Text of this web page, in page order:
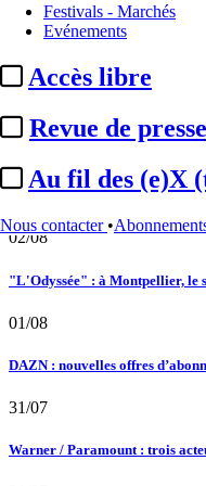
Festivals - Marchés
Evénements
Accès libre
Revue de presse
Au fil des (e)X
Nous contacter •
Chaînes TV / Plateformes
Le fil actu
02/08
Satellifacts : pause d'été
02/08
"L'Odyssée" : à Montpellier, le
01/08
DAZN : nouvelles offres
31/07
Warner / Paramount : trois